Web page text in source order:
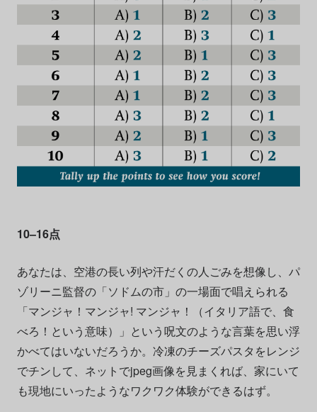
10–16点
あなたは、空港の長い列や汗だくの人ごみを想像し、パ
ゾリーニ監督の「ソドムの市」の一場面で唱えられる
「マンジャ！マンジャ! マンジャ！（イタリア語で、食
べろ！という意味）」という呪文のような言葉を思い浮
かべてはいないだろうか。冷凍のチーズパスタをレンジ
でチンして、ネットでjpeg画像を見まくれば、家にいて
も現地にいったようなワクワク体験ができるはず。